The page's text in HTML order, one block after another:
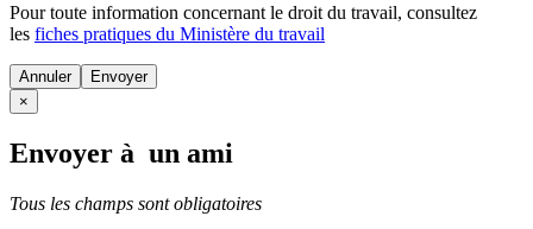
Pour toute information concernant le droit du travail, consultez
les fiches pratiques du Ministère du travail
Annuler
×
Envoyer à un ami
Tous les champs sont obligatoires